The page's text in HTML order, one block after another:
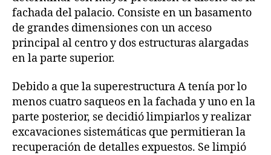
fachada del palacio. Consiste en un basamento
de grandes dimensiones con un acceso
principal al centro y dos estructuras alargadas
en la parte superior.
Debido a que la superestructura A tenía por lo
menos cuatro saqueos en la fachada y uno en la
parte posterior, se decidió limpiarlos y realizar
excavaciones sistemáticas que permitieran la
recuperación de detalles expuestos. Se limpió